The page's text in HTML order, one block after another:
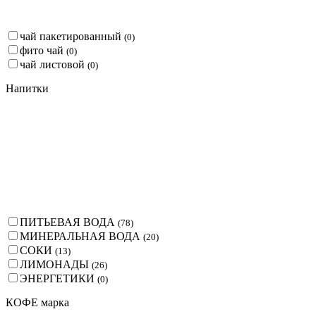
чай пакетированный (0)
фито чай (0)
чай листовой (0)
Напитки
ПИТЬЕВАЯ ВОДА (78)
МИНЕРАЛЬНАЯ ВОДА (20)
СОКИ (13)
ЛИМОНАДЫ (26)
ЭНЕРГЕТИКИ (0)
КОФЕ марка